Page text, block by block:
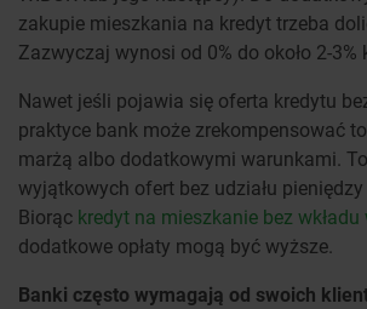
zakupie mieszkania na kredyt trzeba
Zazwyczaj wynosi od 0% do około 2-
Nawet jeśli pojawia się oferta kredytu
praktyce bank może zrekompensować
marżą albo dodatkowymi warunkami.
wyjątkowych ofert bez udziału
Biorąc kredyt na mieszkanie bez wkładu
dodatkowe opłaty mogą być wyższe.
Banki często wymagają od swoich